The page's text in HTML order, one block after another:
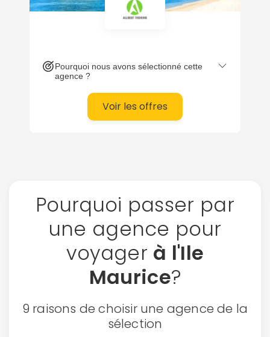
Pourquoi nous avons sélectionné cette
agence ?
Voir les offres
Pourquoi passer par
une agence pour
voyager à l'Ile
Maurice?
9 raisons de choisir une agence de la
sélection